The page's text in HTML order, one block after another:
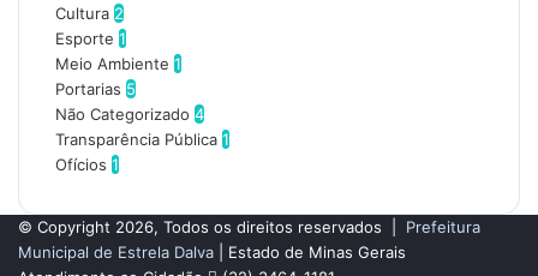
o
d
e
e
m
a
i
Cultura 2
Esporte 1
Meio Ambiente 1
Portarias 5
Não Categorizado 4
Transparência Pública 1
Ofícios 1
© Copyright 2026, Todos os direitos reservados | Prefeitura
Municipal de Estrela Dalva | Estado de Minas Gerais